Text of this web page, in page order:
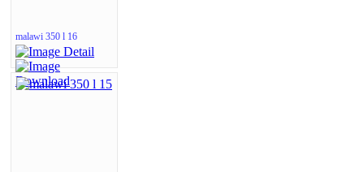
malawi 350 l 16